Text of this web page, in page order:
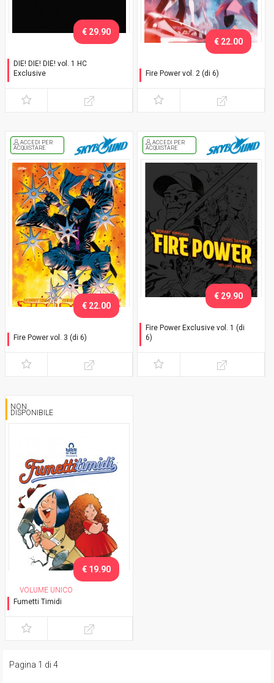
DIE! DIE! DIE! vol. 1 HC
Exclusive
€ 29.90
Fire Power vol. 2 (di 6)
€ 22.00
ACCEDI PER
ACQUISTARE
Fire Power vol. 3 (di 6)
€ 22.00
ACCEDI PER
ACQUISTARE
Fire Power Exclusive vol. 1 (di
6)
cofanetto
€ 29.90
NON
DISPONIBILE
VOLUME UNICO
Fumetti Timidi
€ 19.90
Pagina 1 di 4